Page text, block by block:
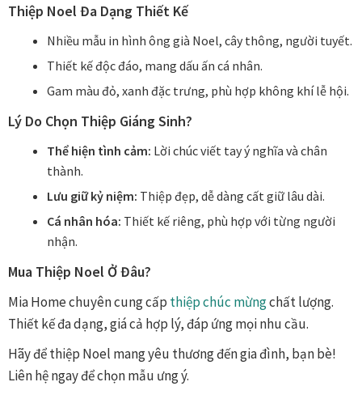
Vị trí trưng bày
BLOG
Bộ sưu tập tranh
Bộ sưu tập Mã Vương – Quà tặng doanh nghiệp
Chính Sách Bảo Mật
Chính Sách Đổi Trả
Chính sách đổi trả hàng
Đăng ký thành viên
Thiệp Noel Đa Dạng Thiết Kế
Nhiều mẫu in hình ông già Noel, cây thông, người tuyết.
Thiết kế độc đáo, mang dấu ấn cá nhân.
Gam màu đỏ, xanh đặc trưng, phù hợp không khí lễ hội.
Lý Do Chọn Thiệp Giáng Sinh?
Thể hiện tình cảm: Lời chúc viết tay ý nghĩa và chân
thành.
Lưu giữ kỷ niệm: Thiệp đẹp, dễ dàng cất giữ lâu dài.
Cá nhân hóa: Thiết kế riêng, phù hợp với từng người
nhận.
Mua Thiệp Noel Ở Đâu?
Mia Home chuyên cung cấp thiệp chúc mừngchất lượng.
Thiết kế đa dạng, giá cả hợp lý, đáp ứng mọi nhu cầu.
Hãy để thiệp Noel mang yêu thương đến gia đình, bạn bè!
Liên hệ ngay để chọn mẫu ưng ý.